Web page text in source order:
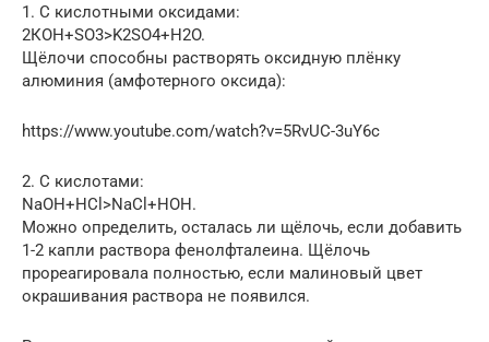
1. С кислотными оксидами:
2КОН+SO3>K2SO4+H2O.
Щёлочи способны растворять оксидную плёнку
алюминия (амфотерного оксида):
https://www.youtube.com/watch?v=5RvUC-3uY6c
2. С кислотами:
NaOH+HCl>NaCl+HOH.
Можно определить, осталась ли щёлочь, если добавить
1-2 капли раствора фенолфталеина. Щёлочь
прореагировала полностью, если малиновый цвет
окрашивания раствора не появился.